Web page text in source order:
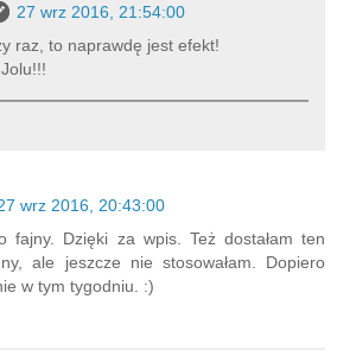
27 wrz 2016, 21:54:00
raz, to naprawdę jest efekt!
wrz 2016, 20:43:00
fajny. Dzięki za wpis. Też dostałam ten
ale jeszcze nie stosowałam. Dopiero
w tym tygodniu. :)